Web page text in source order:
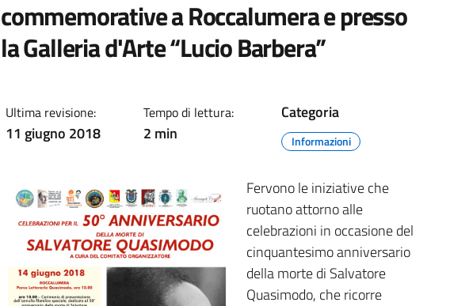
commemorative a Roccalumera e presso
la Galleria d'Arte “Lucio Barbera”
Ultima revisione:
11 giugno 2018
Tempo di lettura:
2 min
Categoria
Informazioni
Fervono le iniziative che
ruotano attorno alle
celebrazioni in occasione del
cinquantesimo anniversario
della morte di Salvatore
Quasimodo, che ricorre